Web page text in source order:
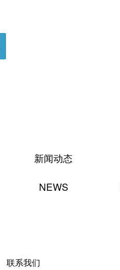
新闻动态
NEWS
联系我们